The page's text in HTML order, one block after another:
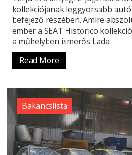
kollekciójának leggyorsabb
befejező részében. Amire
ember a SEAT Histórico
a műhelyben ismerős Lada
Read More
Bakancslista